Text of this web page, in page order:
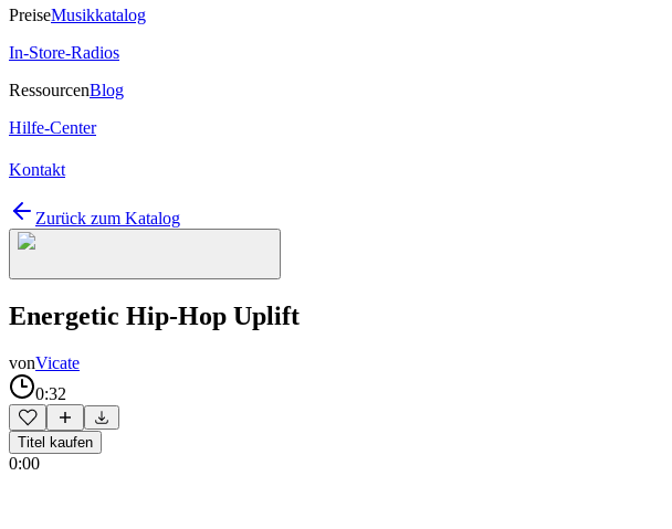
PreiseMusikkatalog
In-Store-Radios
RessourcenBlog
Hilfe-Center
Kontakt
Zurück zum Katalog
Energetic Hip-Hop Uplift
vonVicate
0:32
Titel kaufen
0:00